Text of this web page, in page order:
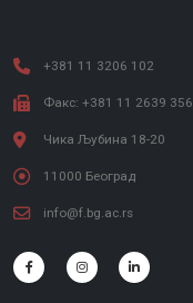
+381 11 3206 102
Факс: +381 11 2639 356
Чика Љубина 18-20
11000 Београд
info@f.bg.ac.rs